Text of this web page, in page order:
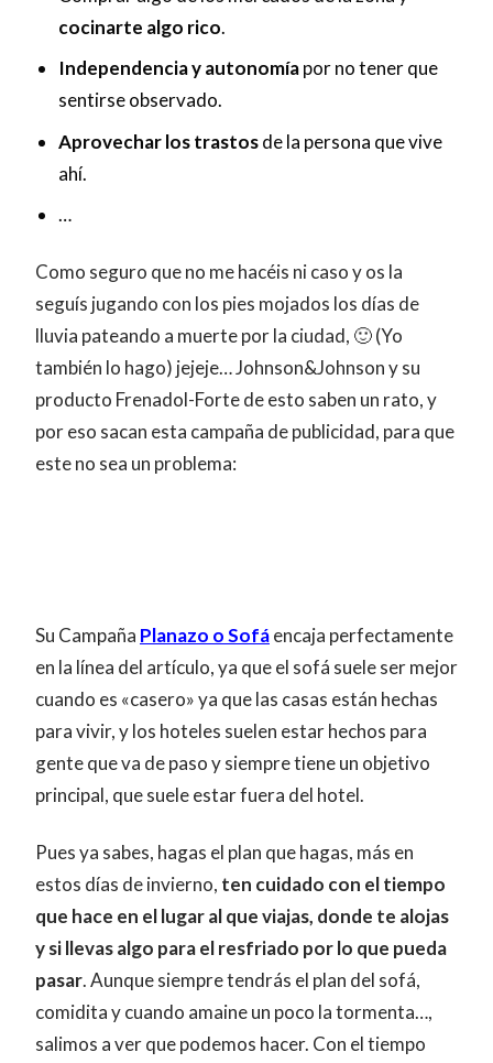
cocinarte algo rico.
Independencia y autonomíapor no tener que
sentirse observado.
Aprovechar los trastosde la persona que vive
ahí.
…
Como seguro que no me hacéis ni caso y os la
seguís jugando con los pies mojados los días de
lluvia pateando a muerte por la ciudad, 🙂 (Yo
también lo hago) jejeje… Johnson&Johnson y su
producto Frenadol-Forte de esto saben un rato, y
por eso sacan esta campaña de publicidad, para que
este no sea un problema:
Su Campaña Planazo o Sofáencaja perfectamente
en la línea del artículo, ya que el sofá suele ser mejor
cuando es «casero» ya que las casas están hechas
para vivir, y los hoteles suelen estar hechos para
gente que va de paso y siempre tiene un objetivo
principal, que suele estar fuera del hotel.
Pues ya sabes, hagas el plan que hagas, más en
estos días de invierno, ten cuidado con el tiempo
que hace en el lugar al que viajas, donde te alojas
y si llevas algo para el resfriado por lo que pueda
pasar. Aunque siempre tendrás el plan del sofá,
comidita y cuando amaine un poco la tormenta…,
salimos a ver que podemos hacer. Con el tiempo